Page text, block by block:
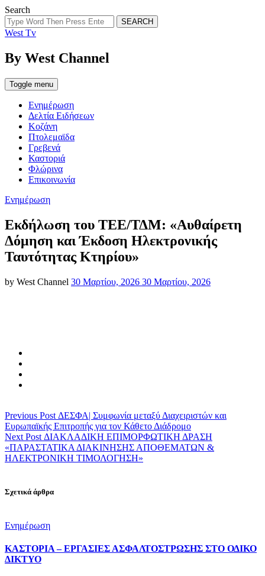
Search
SEARCH
West Tv
By West Channel
Toggle menu
Ενημέρωση
Δελτία Ειδήσεων
Κοζάνη
Πτολεμαϊδα
Γρεβενά
Καστοριά
Φλώρινα
Επικοινωνία
Categories
Ενημέρωση
Eκδήλωση του ΤΕΕ/ΤΔΜ: «Αυθαίρετη
Δόμηση και Έκδοση Ηλεκτρονικής
Ταυτότητας Κτηρίου»
by West Channel Posted
30 Μαρτίου, 2026 30 Μαρτίου, 2026
Previous Post ΔΕΣΦΑ| Συμφωνία μεταξύ Διαχειριστών και
Ευρωπαϊκής Επιτροπής για τον Κάθετο Διάδρομο
Next Post ΔΙΑΚΛΑΔΙΚΗ ΕΠΙΜΟΡΦΩΤΙΚΗ ΔΡΑΣΗ
«ΠΑΡΑΣΤΑΤΙΚΑ ΔΙΑΚΙΝΗΣΗΣ ΑΠΟΘΕΜΑΤΩΝ &
ΗΛΕΚΤΡΟΝΙΚΗ ΤΙΜΟΛΟΓΗΣΗ»
Σχετικά άρθρα
Categories
Ενημέρωση
ΚΑΣΤΟΡΙΑ – ΕΡΓΑΣΙΕΣ ΑΣΦΑΛΤΟΣΤΡΩΣΗΣ ΣΤΟ ΟΔΙΚΟ
ΔΙΚΤΥΟ